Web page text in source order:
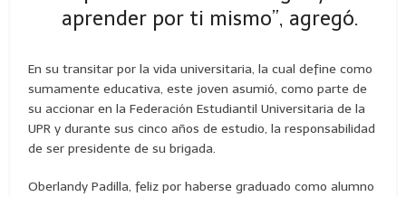
aprender por ti mismo”, agregó.
En su transitar por la vida universitaria, la cual define como
sumamente educativa, este joven asumió, como parte de
su accionar en la Federación Estudiantil Universitaria de la
UPR y durante sus cinco años de estudio, la responsabilidad
de ser presidente de su brigada.
Oberlandy Padilla, feliz por haberse graduado como alumno